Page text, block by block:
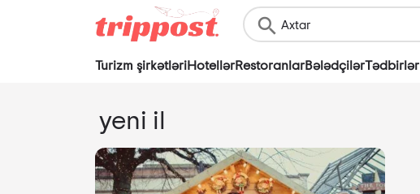
Turizm şirkətləriHotellərRestoranlarBələdçilərTədbirlər
yeni il